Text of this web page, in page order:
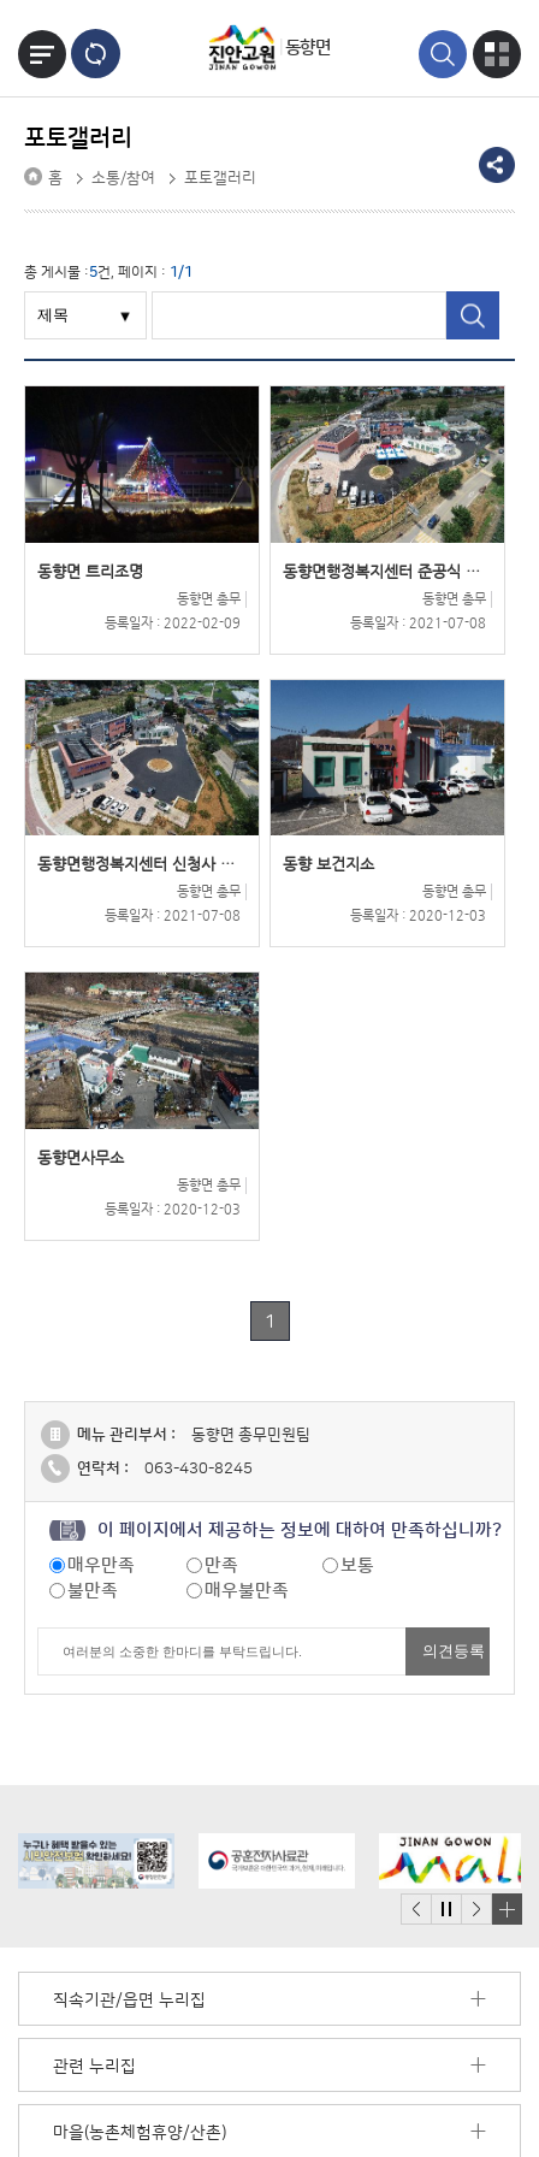
동향면
포토갤러리
홈 소통/참여 포토갤러리
총 게시물 :5건, 페이지 : 1/1
동향면 트리조명
동향면 총무
등록일자 : 2022-02-09
동향면행정복지센터 준공식 행사 사진(..
동향면 총무
등록일자 : 2021-07-08
동향면행정복지센터 신청사 전경사진
동향면 총무
등록일자 : 2021-07-08
동향 보건지소
동향면 총무
등록일자 : 2020-12-03
동향면사무소
동향면 총무
등록일자 : 2020-12-03
1
메뉴 관리부서 :
동향면 총무민원팀
연락처 :
063-430-8245
이 페이지에서 제공하는 정보에 대하여 만족하십니까?
매우만족
만족
보통
불만족
매우불만족
더
기
직속기관/읍면 누리집
관련 누리집
마을(농촌체험휴양/산촌)